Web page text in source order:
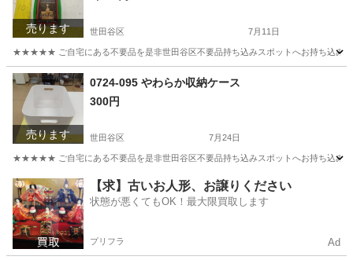
売ります 世田谷区 7月11日
★★★★★ ご自宅にある不要品を是非世田谷区不要品持ち込みスポットへお持ち込みし
東京 世田谷区 カードゲーム スポット
売ります
0724-095 やわらか収納ケース
300円
世田谷区 7月24日
★★★★★ ご自宅にある不要品を是非世田谷区不要品持ち込みスポットへお持ち込みし
東京 世田谷区 収納家具 スポット
【求】古いお人形、お譲りください
状態が悪くてもOK！最大限買取します
プリフラ Ad